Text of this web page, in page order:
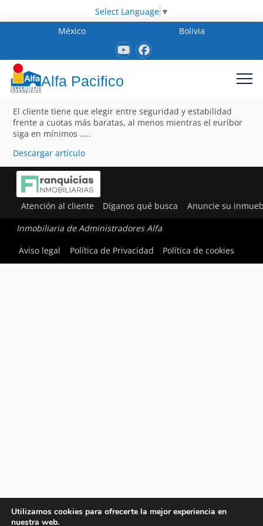
Select Language ▼
México
Bolivia
Alfa Pacifico
El cliente tiene que elegir entre seguridad y estabilidad
frente a cuotas más baratas, al menos mientras el euríbor
siga en mínimos …..
Descargar artículo
Atención al cliente Díganos qué busca Anuncie su
Inmobiliaria de Administradores Alfa
Aviso legal
Política de Privacidad Política de cookies
Utilizamos cookies para ofrecerte la mejor experiencia en
nuestra web.